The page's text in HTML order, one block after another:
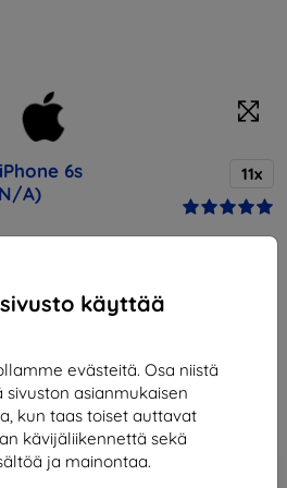
käyttää
evästeitä. Osa niistä
asianmukaisen
kun taas toiset auttavat
kävijäliikennettä sekä
ja mainontaa.
6s
A)
11x